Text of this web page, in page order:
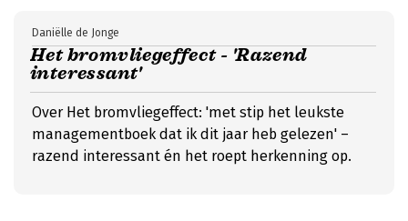
Het bromvliegeffect - 'Razend
interessant'
Daniëlle de Jonge
Over Het bromvliegeffect: 'met stip het leukste
managementboek dat ik dit jaar heb gelezen' –
razend interessant én het roept herkenning op.